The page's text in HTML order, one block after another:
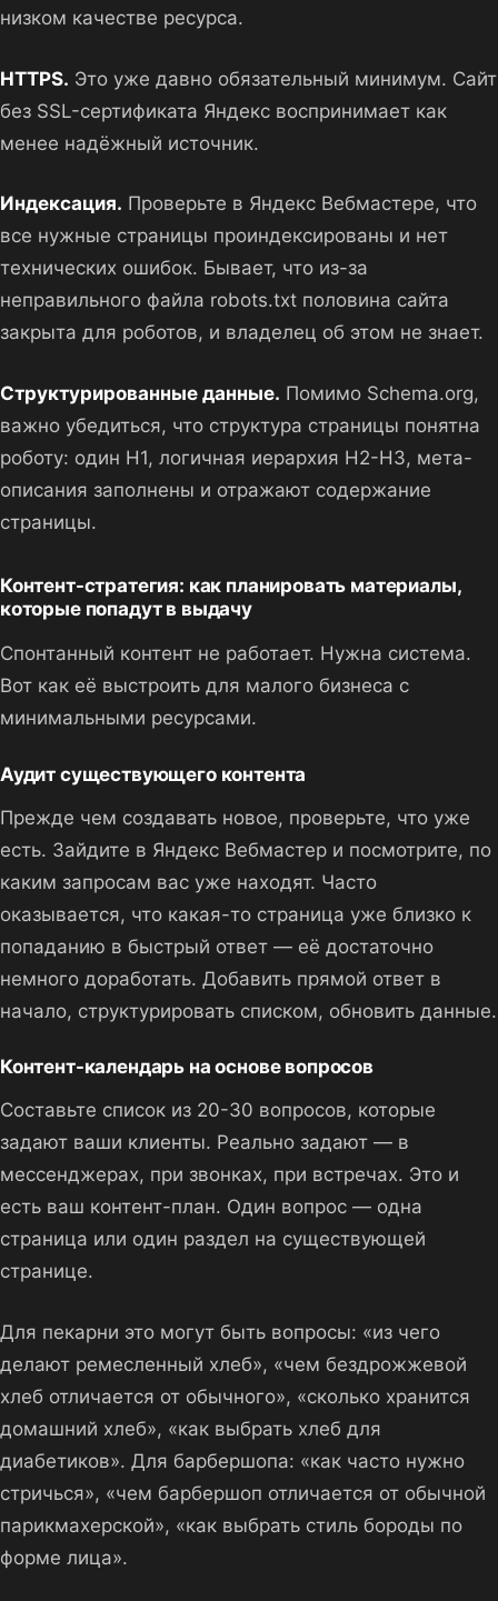
низком качестве ресурса.
HTTPS. Это уже давно обязательный минимум. Сайт
без SSL-сертификата Яндекс воспринимает как
менее надёжный источник.
Индексация. Проверьте в Яндекс Вебмастере, что
все нужные страницы проиндексированы и нет
технических ошибок. Бывает, что из-за
неправильного файла robots.txt половина сайта
закрыта для роботов, и владелец об этом не знает.
Структурированные данные. Помимо Schema.org,
важно убедиться, что структура страницы понятна
роботу: один H1, логичная иерархия H2-H3, мета-
описания заполнены и отражают содержание
страницы.
Контент-стратегия: как планировать материалы,
которые попадут в выдачу
Спонтанный контент не работает. Нужна система.
Вот как её выстроить для малого бизнеса с
минимальными ресурсами.
Аудит существующего контента
Прежде чем создавать новое, проверьте, что уже
есть. Зайдите в Яндекс Вебмастер и посмотрите, по
каким запросам вас уже находят. Часто
оказывается, что какая-то страница уже близко к
попаданию в быстрый ответ — её достаточно
немного доработать. Добавить прямой ответ в
начало, структурировать списком, обновить данные.
Контент-календарь на основе вопросов
Составьте список из 20-30 вопросов, которые
задают ваши клиенты. Реально задают — в
мессенджерах, при звонках, при встречах. Это и
есть ваш контент-план. Один вопрос — одна
страница или один раздел на существующей
странице.
Для пекарни это могут быть вопросы: «из чего
делают ремесленный хлеб», «чем бездрожжевой
хлеб отличается от обычного», «сколько хранится
домашний хлеб», «как выбрать хлеб для
диабетиков». Для барбершопа: «как часто нужно
стричься», «чем барбершоп отличается от обычной
парикмахерской», «как выбрать стиль бороды по
форме лица».